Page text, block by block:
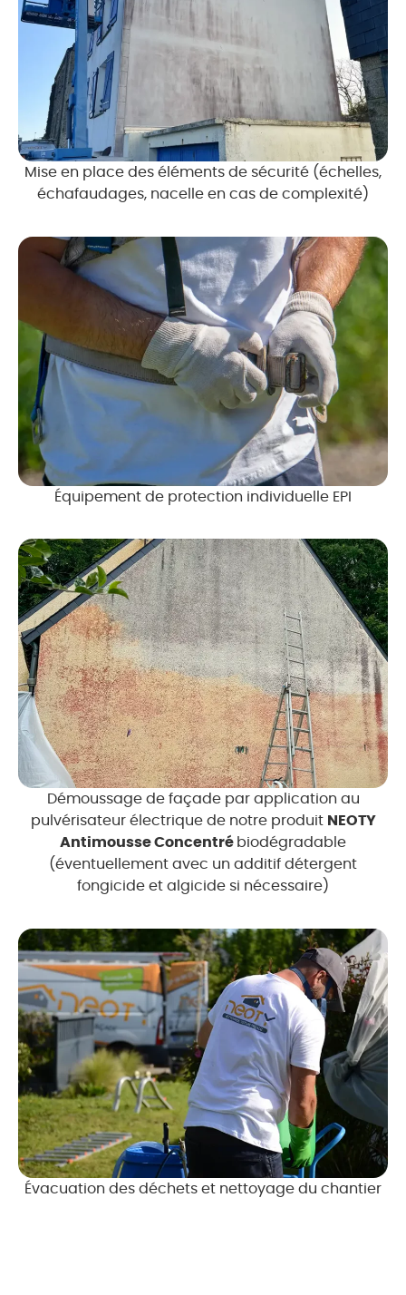
Mise en place des éléments de sécurité (échelles,
échafaudages, nacelle en cas de complexité)
Équipement de protection individuelle EPI
Démoussage de façade par application au
pulvérisateur électrique de notre produit NEOTY
Antimousse Concentré biodégradable
(éventuellement avec un additif détergent
fongicide et algicide si nécessaire)
Évacuation des déchets et nettoyage du chantier